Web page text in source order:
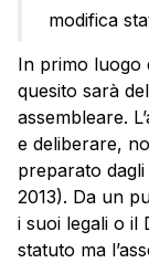
modifica
In primo luogo
quesito sarà
assembleare.
e deliberare,
preparato
2013). Da un
i suoi legali o il
statuto ma